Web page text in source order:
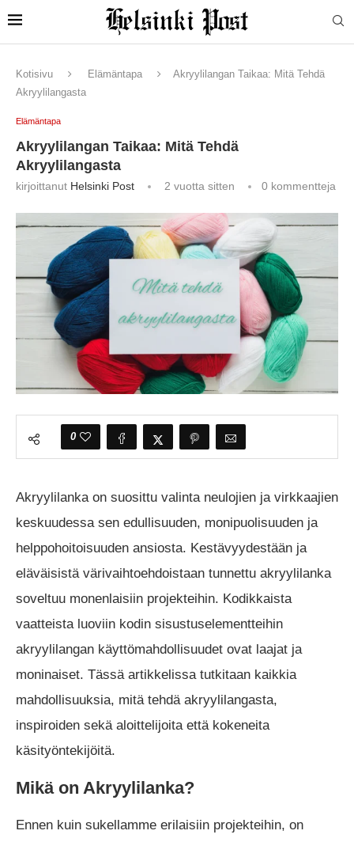
Kotisivu Elämäntapa
Akryylilangan Taikaa: Mitä Tehdä
Akryylilangasta
Elämäntapa
Akryylilangan Taikaa: Mitä Tehdä
Akryylilangasta
kirjoittanut Helsinki Post 2 vuotta sitten 0 kommentteja
0
Akryylilanka on suosittu valinta neulojien ja virkkaajien
keskuudessa sen edullisuuden, monipuolisuuden ja
helppohoitoisuuden ansiosta. Kestävyydestään ja
eläväisistä värivaihtoehdoistaan tunnettu akryylilanka
soveltuu monenlaisiin projekteihin. Kodikkaista
vaatteista luoviin kodin sisustuselementteihin
akryylilangan käyttömahdollisuudet ovat laajat ja
moninaiset. Tässä artikkelissa tutkitaan kaikkia
mahdollisuuksia, mitä tehdä akryylilangasta,
inspiroiden sekä aloittelijoita että kokeneita
käsityöntekijöitä.
Mikä on Akryylilanka?
Ennen kuin sukellamme erilaisiin projekteihin, on